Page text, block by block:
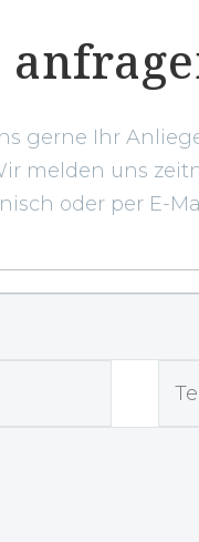
gerne Ihr
melden uns
oder per E-